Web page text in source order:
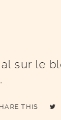
sur le
THIS